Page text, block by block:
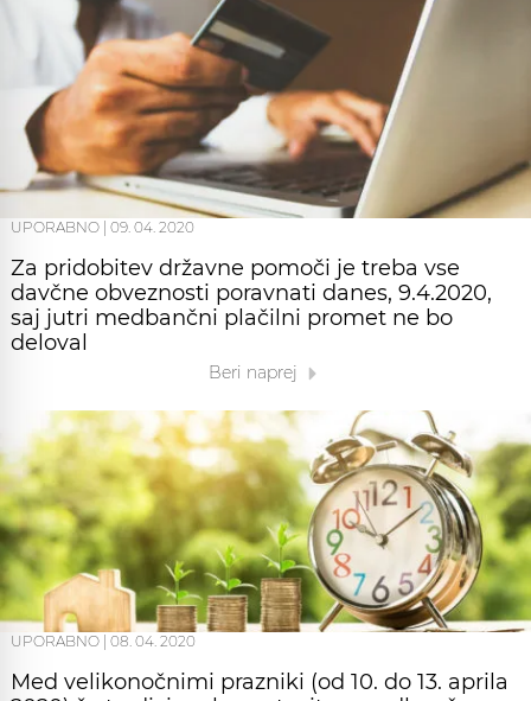
UPORABNO 09. 04. 2020
Za pridobitev državne pomoči je treba vse
davčne obveznosti poravnati danes, 9.4.2020,
saj jutri medbančni plačilni promet ne bo
deloval
Beri naprej
UPORABNO 08. 04. 2020
Med velikonočnimi prazniki (od 10. do 13. aprila